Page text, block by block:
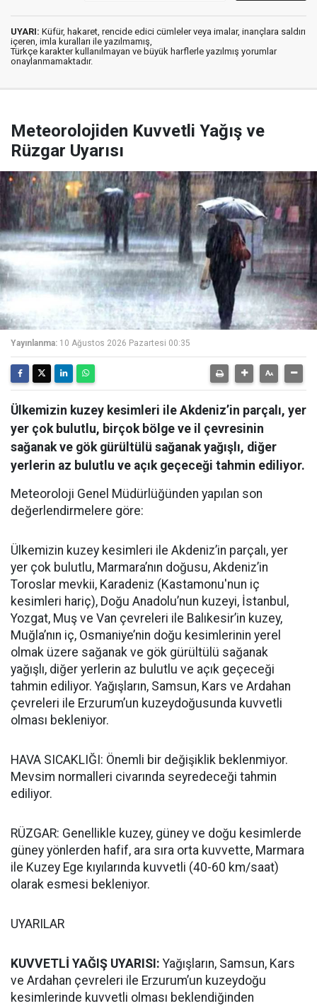
UYARI: Küfür, hakaret, rencide edici cümleler veya imalar, inançlara saldırı
içeren, imla kuralları ile yazılmamış,
Türkçe karakter kullanılmayan ve büyük harflerle yazılmış yorumlar
onaylanmamaktadır.
Meteorolojiden Kuvvetli Yağış ve
Rüzgar Uyarısı
Yayınlanma: 10 Ağustos 2026 Pazartesi 00:35
Ülkemizin kuzey kesimleri ile Akdeniz’in parçalı, yer
yer çok bulutlu, birçok bölge ve il çevresinin
sağanak ve gök gürültülü sağanak yağışlı, diğer
yerlerin az bulutlu ve açık geçeceği tahmin ediliyor.
Meteoroloji Genel Müdürlüğünden yapılan son
değerlendirmelere göre:
Ülkemizin kuzey kesimleri ile Akdeniz’in parçalı, yer
yer çok bulutlu, Marmara’nın doğusu, Akdeniz’in
Toroslar mevkii, Karadeniz (Kastamonu'nun iç
kesimleri hariç), Doğu Anadolu’nun kuzeyi, İstanbul,
Yozgat, Muş ve Van çevreleri ile Balıkesir’in kuzey,
Muğla’nın iç, Osmaniye’nin doğu kesimlerinin yerel
olmak üzere sağanak ve gök gürültülü sağanak
yağışlı, diğer yerlerin az bulutlu ve açık geçeceği
tahmin ediliyor. Yağışların, Samsun, Kars ve Ardahan
çevreleri ile Erzurum’un kuzeydoğusunda kuvvetli
olması bekleniyor.
HAVA SICAKLIĞI: Önemli bir değişiklik beklenmiyor.
Mevsim normalleri civarında seyredeceği tahmin
ediliyor.
RÜZGAR: Genellikle kuzey, güney ve doğu kesimlerde
güney yönlerden hafif, ara sıra orta kuvvette, Marmara
ile Kuzey Ege kıyılarında kuvvetli (40-60 km/saat)
olarak esmesi bekleniyor.
UYARILAR
KUVVETLİ YAĞIŞ UYARISI: Yağışların, Samsun, Kars
ve Ardahan çevreleri ile Erzurum’un kuzeydoğu
kesimlerinde kuvvetli olması beklendiğinden